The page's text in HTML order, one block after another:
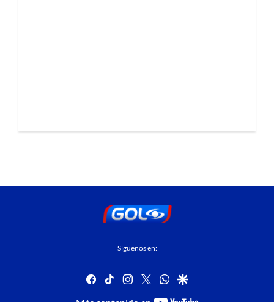
Síguenos en:
facebook
tiktok instagram
twitterwhatsapp
google